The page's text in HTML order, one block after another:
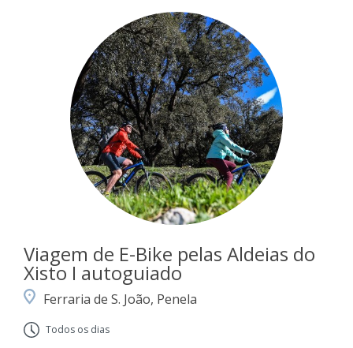
Viagem de E-Bike pelas Aldeias do
Xisto I autoguiado
Ferraria de S. João, Penela
Todos os dias